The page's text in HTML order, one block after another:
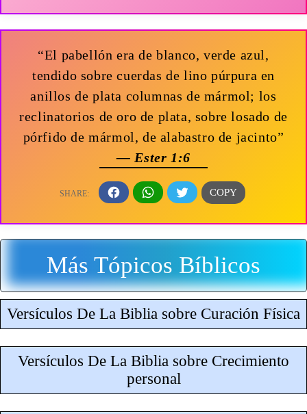
“El pabellón era de blanco, verde azul,
tendido sobre cuerdas de lino púrpura en
anillos de plata columnas de mármol; los
reclinatorios de oro de plata, sobre losado de
pórfido de mármol, de alabastro de jacinto”
— Ester 1:6
Más Tópicos Bíblicos
Versículos De La Biblia sobre Curación Física
Versículos De La Biblia sobre Crecimiento
personal